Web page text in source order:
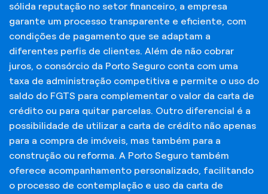
sólida reputação no setor financeiro, a empresa
garante um processo transparente e eficiente, com
condições de pagamento que se adaptam a
diferentes perfis de clientes. Além de não cobrar
juros, o consórcio da Porto Seguro conta com uma
taxa de administração competitiva e permite o uso do
saldo do FGTS para complementar o valor da carta de
crédito ou para quitar parcelas. Outro diferencial é a
possibilidade de utilizar a carta de crédito não apenas
para a compra de imóveis, mas também para a
construção ou reforma. A Porto Seguro também
oferece acompanhamento personalizado, facilitando
o processo de contemplação e uso da carta de